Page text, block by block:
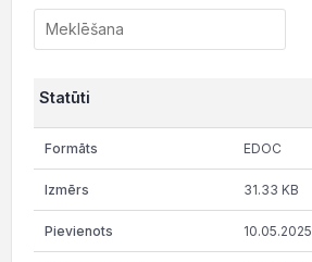
Statūti
EDOC
31.33 KB
10.05.2025